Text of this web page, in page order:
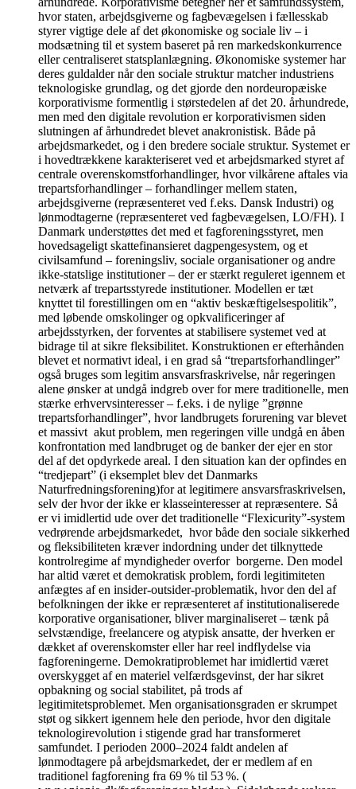
hvor staten, arbejdsgiverne og fagbevægelsen i fællesskab
styrer vigtige dele af det økonomiske og sociale liv – i
modsætning til et system baseret på ren markedskonkurrence
eller centraliseret statsplanlægning. Økonomiske systemer har
deres guldalder når den sociale struktur matcher industriens
teknologiske grundlag, og det gjorde den nordeuropæiske
korporativisme formentlig i størstedelen af det 20. århundrede,
men med den digitale revolution er korporativismen siden
slutningen af århundredet blevet anakronistisk. Både på
arbejdsmarkedet, og i den bredere sociale struktur. Systemet er
i hovedtrækkene karakteriseret ved et arbejdsmarked styret af
centrale overenskomstforhandlinger, hvor vilkårene aftales via
trepartsforhandlinger – forhandlinger mellem staten,
arbejdsgiverne (repræsenteret ved f.eks. Dansk Industri) og
lønmodtagerne (repræsenteret ved fagbevægelsen, LO/FH). I
Danmark understøttes det med et fagforeningsstyret, men
hovedsageligt skattefinansieret dagpengesystem, og et
civilsamfund – foreningsliv, sociale organisationer og andre
ikke-statslige institutioner – der er stærkt reguleret igennem et
netværk af trepartsstyrede institutioner. Modellen er tæt
knyttet til forestillingen om en “aktiv beskæftigelsespolitik”,
med løbende omskolinger og opkvalificeringer af
arbejdsstyrken, der forventes at stabilisere systemet ved at
bidrage til at sikre fleksibilitet. Konstruktionen er efterhånden
blevet et normativt ideal, i en grad så “trepartsforhandlinger”
også bruges som legitim ansvarsfraskrivelse, når regeringen
alene ønsker at undgå indgreb over for mere traditionelle, men
stærke erhvervsinteresser – f.eks. i de nylige ”grønne
trepartsforhandlinger”, hvor landbrugets forurening var blevet
et massivt akut problem, men regeringen ville undgå en åben
konfrontation med landbruget og de banker der ejer en stor
del af det opdyrkede areal. I den situation kan der opfindes en
“tredjepart” (i eksemplet blev det Danmarks
Naturfredningsforening)for at legitimere ansvarsfraskrivelsen,
selv der hvor der ikke er klasseinteresser at repræsentere. Så
er vi imidlertid ude over det traditionelle “Flexicurity”-system
vedrørende arbejdsmarkedet, hvor både den sociale sikkerhed
og fleksibiliteten kræver indordning under det tilknyttede
kontrolregime af myndigheder overfor borgerne. Den model
har altid været et demokratisk problem, fordi legitimiteten
anfægtes af en insider-outsider-problematik, hvor den del af
befolkningen der ikke er repræsenteret af institutionaliserede
korporative organisationer, bliver marginaliseret – tænk på
selvstændige, freelancere og atypisk ansatte, der hverken er
dækket af overenskomster eller har reel indflydelse via
fagforeningerne. Demokratiproblemet har imidlertid været
overskygget af en materiel velfærdsgevinst, der har sikret
opbakning og social stabilitet, på trods af
legitimitetsproblemet. Men organisationsgraden er skrumpet
støt og sikkert igennem hele den periode, hvor den digitale
teknologirevolution i stigende grad har transformeret
samfundet. I perioden 2000–2024 faldt andelen af
lønmodtagere på arbejdsmarkedet, der er medlem af en
traditionel fagforening fra 69 % til 53 %. (